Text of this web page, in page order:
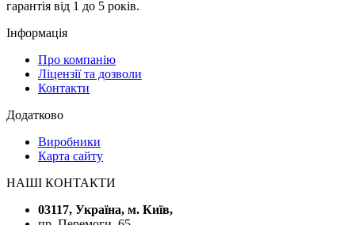
гарантія від 1 до 5 років.
Інформація
Про компанію
Ліцензії та дозволи
Контакти
Додатково
Виробники
Карта сайту
НАШІ КОНТАКТИ
03117, Україна, м. Київ,